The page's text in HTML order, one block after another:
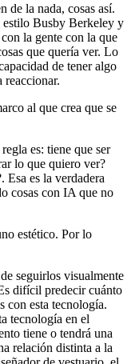
la nada, cosas así.
estilo Busby Berkeley y
la gente con la que
que quería ver. Lo
de tener algo
reaccionar.
al que crea que se
es: tiene que ser
lo que quiero ver?
Esa es la verdadera
cosas con IA que no
estético. Por lo
seguirlos visualmente
difícil predecir cuánto
con esta tecnología.
tecnología en el
tiene o tendrá una
relación distinta a la